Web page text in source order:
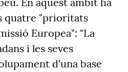
quatre "prioritats
Europea": "La
i les seves
d'una base